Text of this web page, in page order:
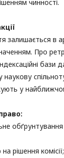
чинності.
залишається в
Про
бази
наукову
у
рішення комісії;